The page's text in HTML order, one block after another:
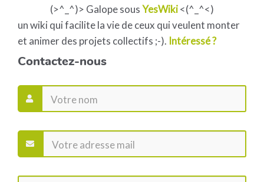
(>^_^)> Galope sousYesWiki<(^_^<)
un wiki qui facilite la vie de ceux qui veulent monter
et animer des projets collectifs ;-). Intéressé ?
Contactez-nous